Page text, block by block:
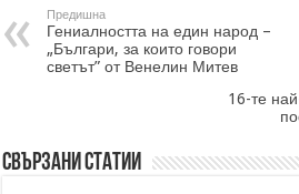
Предишна
Гениалността на един народ –
„Българи, за които говори
светът” от Венелин Митев
16-те
Свързани статии